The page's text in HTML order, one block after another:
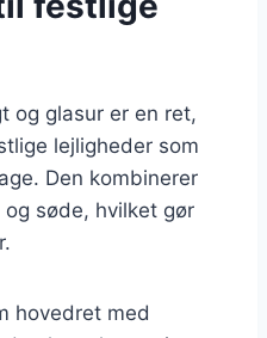
og glasur er en ret,
lejligheder som
Den kombinerer
søde, hvilket gør
hovedret med